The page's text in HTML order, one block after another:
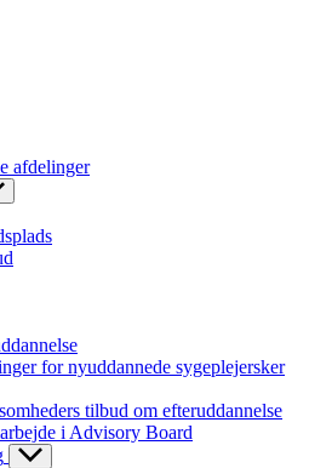
afdelinger
for nyuddannede sygeplejersker
tilbud om efteruddannelse
i Advisory Board